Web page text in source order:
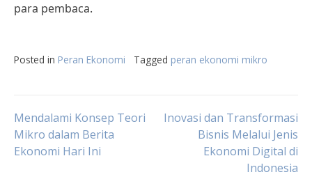
para pembaca.
Posted in Peran Ekonomi Tagged peran ekonomi mikro
Post
navigation
Mendalami Konsep Teori
Mikro dalam Berita
Ekonomi Hari Ini
Inovasi dan Transformasi
Bisnis Melalui Jenis
Ekonomi Digital di
Indonesia